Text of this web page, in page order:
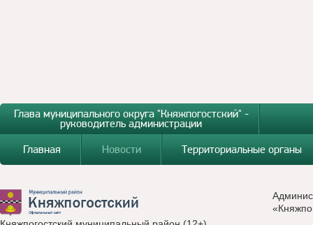
Глава муниципального округа "Княжпогостский" -
руководитель администрации
Главная
Новости Территориальные органы